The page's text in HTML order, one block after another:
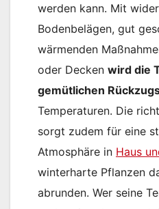
werden kann. Mit
Bodenbelägen, gut
wärmenden
oder Decken wird die
gemütlichen
Temperaturen. Die
sorgt zudem für eine
Atmosphäre in Haus
winterharte Pflanzen
abrunden. Wer seine